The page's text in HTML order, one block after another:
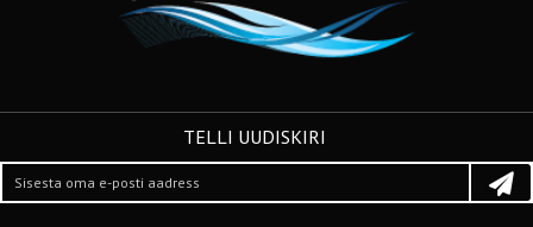
TELLI UUDISKIRI